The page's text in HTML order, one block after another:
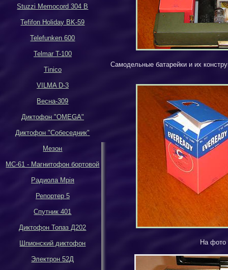
Stuzzi Memocord 304 B
Tefifon Holiday BK-59
Telefunken 600
Telmar T-100
Tinico
VILMA D-3
Весна-309
Диктофон "OMEGA"
Диктофон"Собеседник"
Мезон
МС-61 - Магнитофон бортовой
Радиола Мрiя
Репортер 5
Спутник 401
Диктофон Топаз Д202
Шпионский диктофон
Электрон 52Д
Самодельные батарейки и их
На фото